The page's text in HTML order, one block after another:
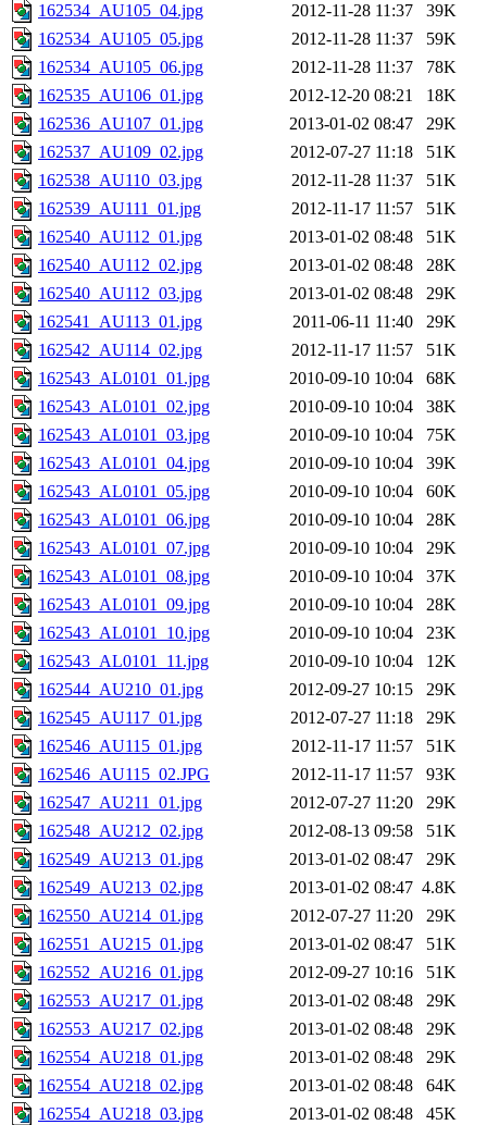
162534_AU105_04.jpg
2012-11-28 11:37
39K
162534_AU105_05.jpg
2012-11-28 11:37
59K
162534_AU105_06.jpg
2012-11-28 11:37
78K
162535_AU106_01.jpg
2012-12-20 08:21
18K
162536_AU107_01.jpg
2013-01-02 08:47
29K
162537_AU109_02.jpg
2012-07-27 11:18
51K
162538_AU110_03.jpg
2012-11-28 11:37
51K
162539_AU111_01.jpg
2012-11-17 11:57
51K
162540_AU112_01.jpg
2013-01-02 08:48
51K
162540_AU112_02.jpg
2013-01-02 08:48
28K
162540_AU112_03.jpg
2013-01-02 08:48
29K
162541_AU113_01.jpg
2011-06-11 11:40
29K
162542_AU114_02.jpg
2012-11-17 11:57
51K
162543_AL0101_01.jpg
2010-09-10 10:04
68K
162543_AL0101_02.jpg
2010-09-10 10:04
38K
162543_AL0101_03.jpg
2010-09-10 10:04
75K
162543_AL0101_04.jpg
2010-09-10 10:04
39K
162543_AL0101_05.jpg
2010-09-10 10:04
60K
162543_AL0101_06.jpg
2010-09-10 10:04
28K
162543_AL0101_07.jpg
2010-09-10 10:04
29K
162543_AL0101_08.jpg
2010-09-10 10:04
37K
162543_AL0101_09.jpg
2010-09-10 10:04
28K
162543_AL0101_10.jpg
2010-09-10 10:04
23K
162543_AL0101_11.jpg
2010-09-10 10:04
12K
162544_AU210_01.jpg
2012-09-27 10:15
29K
162545_AU117_01.jpg
2012-07-27 11:18
29K
162546_AU115_01.jpg
2012-11-17 11:57
51K
162546_AU115_02.JPG
2012-11-17 11:57
93K
162547_AU211_01.jpg
2012-07-27 11:20
29K
162548_AU212_02.jpg
2012-08-13 09:58
51K
162549_AU213_01.jpg
2013-01-02 08:47
29K
162549_AU213_02.jpg
2013-01-02 08:47 4.8K
162550_AU214_01.jpg
2012-07-27 11:20
29K
162551_AU215_01.jpg
2013-01-02 08:47
51K
162552_AU216_01.jpg
2012-09-27 10:16
51K
162553_AU217_01.jpg
2013-01-02 08:48
29K
162553_AU217_02.jpg
2013-01-02 08:48
29K
162554_AU218_01.jpg
2013-01-02 08:48
29K
162554_AU218_02.jpg
2013-01-02 08:48
64K
162554_AU218_03.jpg
2013-01-02 08:48
45K